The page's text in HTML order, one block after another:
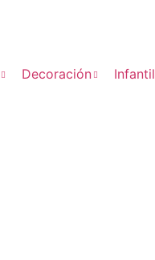
Decoración Infantil